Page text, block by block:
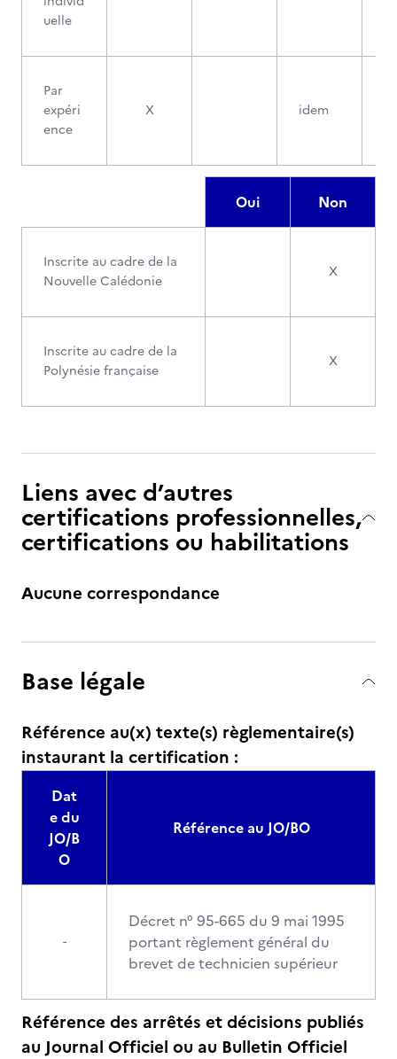
uelle
Par
expéri
ence
X idem
Oui Non
Inscrite au cadre de la
Nouvelle Calédonie
X
Inscrite au cadre de la
Polynésie française
X
Liens avec d’autres
certifications professionnelles,
certifications ou habilitations
Aucune correspondance
Base légale
Référence au(x) texte(s) règlementaire(s)
instaurant la certification :
Dat
e du
JO/B
O
Référence au JO/BO
-
Décret n° 95-665 du 9 mai 1995
portant règlement général du
brevet de technicien supérieur
Référence des arrêtés et décisions publiés
au Journal Officiel ou au Bulletin Officiel